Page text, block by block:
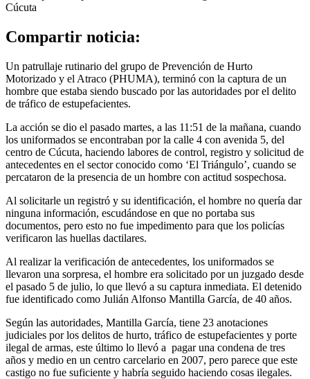
Compartir noticia:
Un patrullaje rutinario del grupo de Prevención de Hurto
Motorizado y el Atraco (PHUMA), terminó con la captura de un
hombre que estaba siendo buscado por las autoridades por el delito
de tráfico de estupefacientes.
La acción se dio el pasado martes, a las 11:51 de la mañana, cuando
los uniformados se encontraban por la calle 4 con avenida 5, del
centro de Cúcuta, haciendo labores de control, registro y solicitud de
antecedentes en el sector conocido como ‘El Triángulo’, cuando se
percataron de la presencia de un hombre con actitud sospechosa.
Al solicitarle un registró y su identificación, el hombre no quería dar
ninguna información, escudándose en que no portaba sus
documentos, pero esto no fue impedimento para que los policías
verificaron las huellas dactilares.
Al realizar la verificación de antecedentes, los uniformados se
llevaron una sorpresa, el hombre era solicitado por un juzgado desde
el pasado 5 de julio, lo que llevó a su captura inmediata. El detenido
fue identificado como Julián Alfonso Mantilla García, de 40 años.
Según las autoridades, Mantilla García, tiene 23 anotaciones
judiciales por los delitos de hurto, tráfico de estupefacientes y porte
ilegal de armas, este último lo llevó a pagar una condena de tres
años y medio en un centro carcelario en 2007, pero parece que este
castigo no fue suficiente y habría seguido haciendo cosas ilegales.